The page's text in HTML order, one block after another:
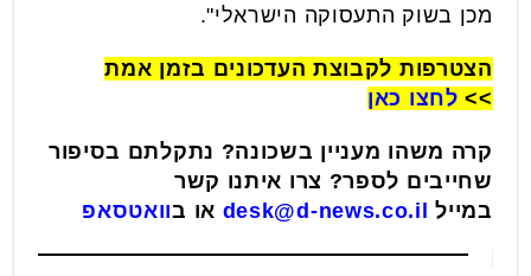
מכן בשוק התעסוקה הישראלי".
הצטרפות לקבוצת העדכונים בזמן אמת
>> לחצו כאן
קרה משהו מעניין בשכונה? נתקלתם בסיפור
שחייבים לספר? צרו איתנו קשר
במייל
desk@d-news.co.il או בוואטסאפ